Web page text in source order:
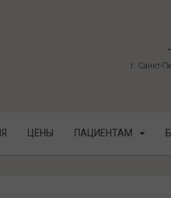
г. Санкт-
ЦЕНЫ ПАЦИЕНТАМ